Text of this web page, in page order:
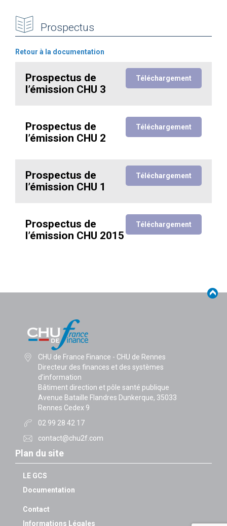
Prospectus
Retour à la documentation
Téléchargement
Prospectus de
l’émission CHU 3
Téléchargement
Prospectus de
l’émission CHU 2
Téléchargement
Prospectus de
l’émission CHU 1
Téléchargement
Prospectus de
l’émission CHU 2015
CHU de France Finance - CHU de Rennes
Directeur des finances et des systèmes
d’information
Bâtiment direction et pôle santé publique
Avenue Bataille Flandres Dunkerque, 35033
Rennes Cedex 9
02 99 28 42 17
contact@chu2f.com
Plan du site
LE GCS
Documentation
Contact
Informations Légales